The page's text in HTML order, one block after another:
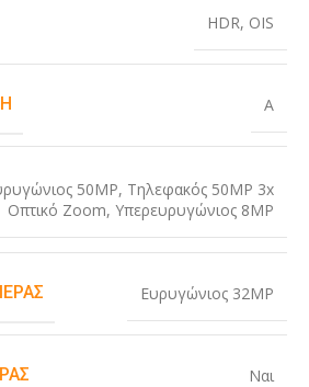
HDR, OIS
A
50MP, Τηλεφακός 50MP 3x
Οπτικό Zoom, Υπερευρυγώνιος 8MP
Ευρυγώνιος 32MP
Ναι